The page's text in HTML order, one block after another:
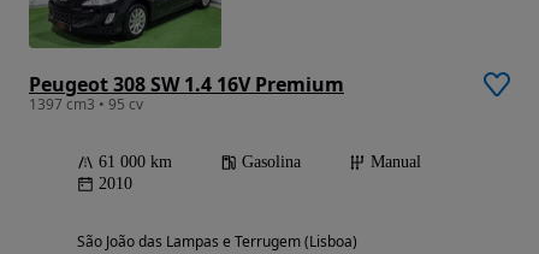
Peugeot 308 SW 1.4 16V Premium
1397 cm3 • 95 cv
61 000 km Gasolina
Manual
2010
São João das Lampas e Terrugem (Lisboa)